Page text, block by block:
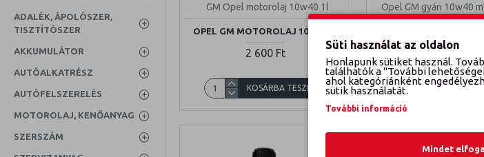
ADALÉK, ÁPOLÓSZER,
TISZTÍTÓSZER
AKKUMULÁTOR
AUTÓALKATRÉSZ
AUTÓFELSZERELÉS
MOTOROLAJ, KENŐANYAG
SZERSZÁM
GM Opel motorolaj 10w40 1l
OPEL GM MOTOROLAJ 10W40 1L
2 600 Ft
KOSÁRBA TESZEM
Opel GM gyári 10w40
12 500 Ft
KOSÁRBA
Süti használat az oldalon
Honlapunk sütiket használ.
találhatók a "További
ahol kategóriánként
sütik használatát.
További információ
Mindet